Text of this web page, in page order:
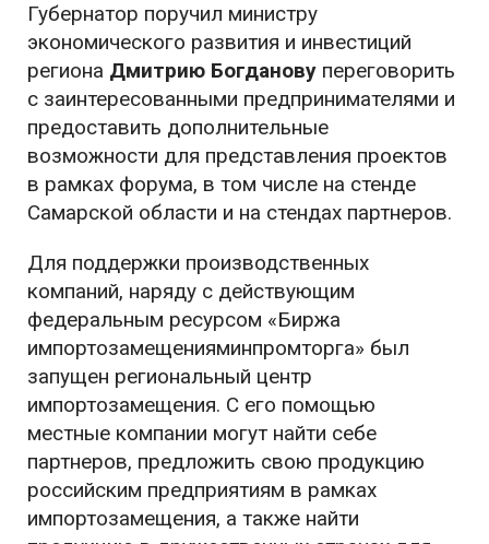
Губернатор поручил министру
экономического развития и инвестиций
региона Дмитрию Богданову переговорить
с заинтересованными предпринимателями и
предоставить дополнительные
возможности для представления проектов
в рамках форума, в том числе на стенде
Самарской области и на стендах партнеров.
Для поддержки производственных
компаний, наряду с действующим
федеральным ресурсом «Биржа
импортозамещенияминпромторга» был
запущен региональный центр
импортозамещения. С его помощью
местные компании могут найти себе
партнеров, предложить свою продукцию
российским предприятиям в рамках
импортозамещения, а также найти